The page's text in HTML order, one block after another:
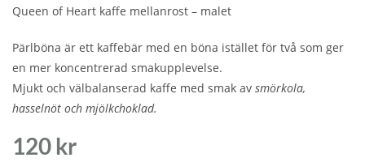
Queen of Heart kaffe mellanrost – malet
Pärlböna är ett kaffebär med en böna istället för två som ger
en mer koncentrerad smakupplevelse.
Mjukt och välbalanserad kaffe med smak av smörkola,
hasselnöt och mjölkchoklad.
120 kr